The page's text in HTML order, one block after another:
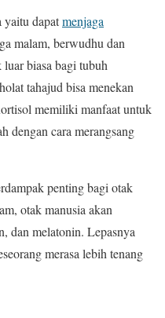
yaitu dapatmenjaga
malam, berwudhu dan
biasa bagi tubuh
tahajud bisa menekan
memiliki manfaat untuk
dengan cara merangsang
penting bagi otak
otak manusia akan
dan melatonin. Lepasnya
merasa lebih tenang